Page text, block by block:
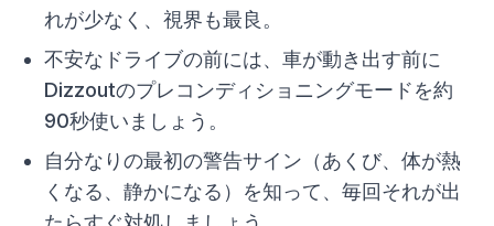
れが少なく、視界も最良。
不安なドライブの前には、車が動き出す前に
Dizzoutのプレコンディショニングモードを約
90秒使いましょう。
自分なりの最初の警告サイン（あくび、体が熱
くなる、静かになる）を知って、毎回それが出